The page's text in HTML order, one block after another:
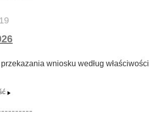
wniosku według właściwości